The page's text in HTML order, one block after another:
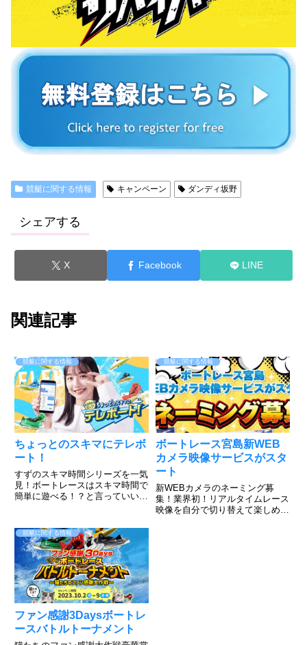
競艇に関する情報 キャンペーン ダンディ坂野
シェアする
X Facebook LINE
関連記事
競艇に関する情報
ちょっとのスキマにテレボ
ート！
すずのスキマ時間シリーズを一気
見！ボートレースはスキマ時間で
簡単に遊べる！？と言っていいの
画をご覧下さい。簡単に登録でき
て、好きな色を選んで勝負できる
のがボートレース！だが、そん
な...
競艇に関する情報
ボートレース宮島新WEB
カメラ映像サービスがスタ
ート
新WEBカメラのネーミング募
集！業界初！リアルタイムレース
映像を自分で切り替えて楽しめ
競艇に関する情報
ファン感謝3Daysボートレ
ースバトルトーナメント